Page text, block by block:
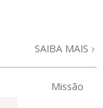
SAIBA MAIS
Missão